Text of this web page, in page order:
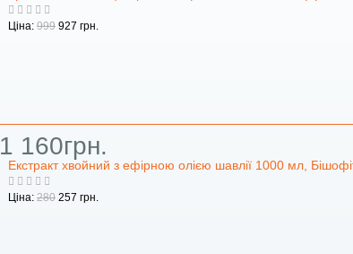
Ціна: 999 927 грн.
1 160грн.
Екстракт хвойний з ефірною олією шавлії 1000 мл,
Ціна: 280 257 грн.